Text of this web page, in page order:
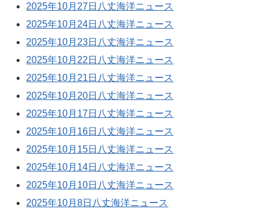
2025年10月27日八丈海洋ニュース
2025年10月24日八丈海洋ニュース
2025年10月23日八丈海洋ニュース
2025年10月22日八丈海洋ニュース
2025年10月21日八丈海洋ニュース
2025年10月20日八丈海洋ニュース
2025年10月17日八丈海洋ニュース
2025年10月16日八丈海洋ニュース
2025年10月15日八丈海洋ニュース
2025年10月14日八丈海洋ニュース
2025年10月10日八丈海洋ニュース
2025年10月8日八丈海洋ニュース